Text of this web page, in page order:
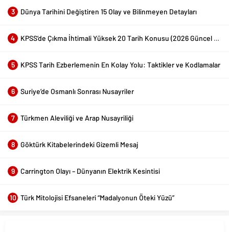
3 Dünya Tarihini Değiştiren 15 Olay ve Bilinmeyen Detayları
4 KPSS’de Çıkma İhtimali Yüksek 20 Tarih Konusu (2026 Güncel Liste)
5 KPSS Tarih Ezberlemenin En Kolay Yolu: Taktikler ve Kodlamalar
6 Suriye’de Osmanlı Sonrası Nusayriler
7 Türkmen Aleviliği ve Arap Nusayriliği
8 Göktürk Kitabelerindeki Gizemli Mesaj
9 Carrington Olayı – Dünyanın Elektrik Kesintisi
10 Türk Mitolojisi Efsaneleri “Madalyonun Öteki Yüzü”